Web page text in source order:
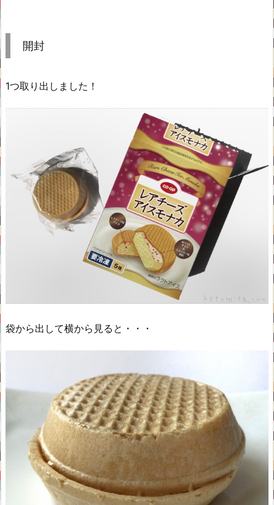
開封
1つ取り出しました！
袋から出して横から見ると・・・